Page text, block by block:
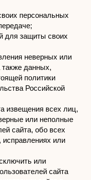
персональных
для защиты своих
неверных или
данных,
политики
Российской
извещения всех лиц,
или неполные
сайта, обо всех
исправлениях или
или
сайта